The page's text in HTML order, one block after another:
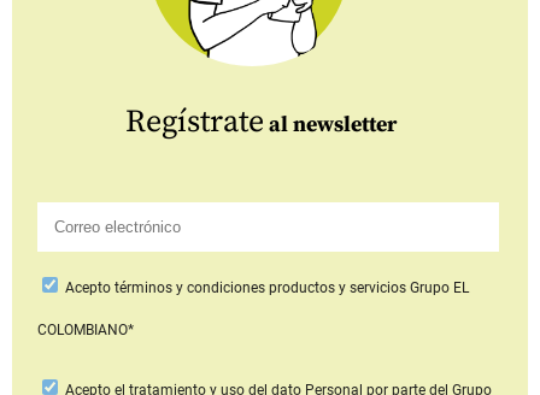
Regístrate al newsletter
Aceptotérminos y condiciones productos y serviciosGrupo EL
COLOMBIANO*
Acepto el tratamiento y uso del dato Personal por parte del Grupo